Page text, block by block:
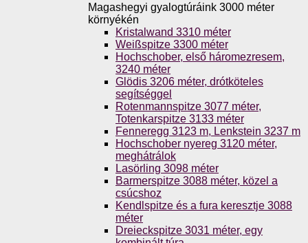
Magashegyi gyalogtúráink 3000 méter
környékén
Kristalwand 3310 méter
Weißspitze 3300 méter
Hochschober, első háromezresem,
3240 méter
Glödis 3206 méter, drótköteles
segítséggel
Rotenmannspitze 3077 méter,
Totenkarspitze 3133 méter
Fenneregg 3123 m, Lenkstein 3237 m
Hochschober nyereg 3120 méter,
meghátrálok
Lasörling 3098 méter
Barmerspitze 3088 méter, közel a
csúcshoz
Kendlspitze és a fura keresztje 3088
méter
Dreieckspitze 3031 méter, egy